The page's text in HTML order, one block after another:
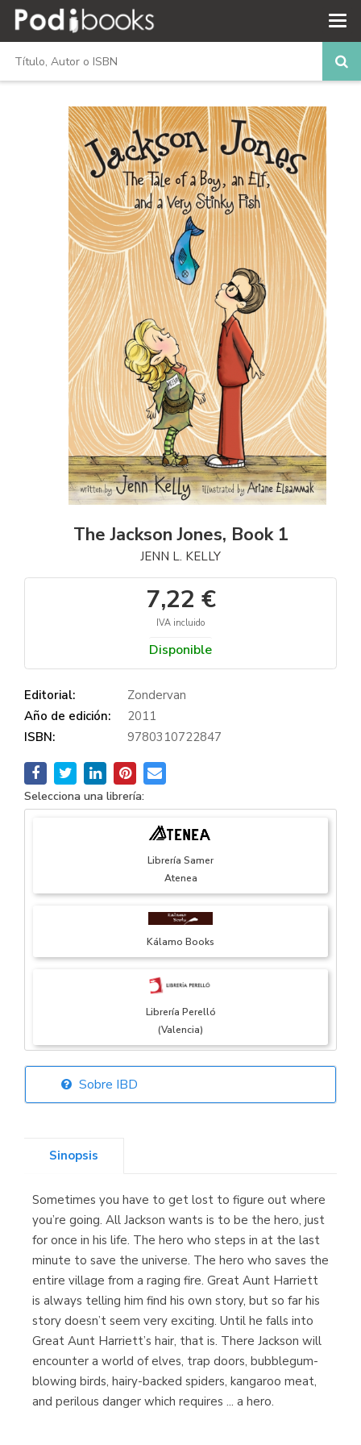
The Jackson Jones, Book 1
JENN L. KELLY
7,22 €
IVA incluido
Disponible
Editorial:
Zondervan
Año de edición:
2011
ISBN:
9780310722847
Selecciona una librería:
Librería Samer
Atenea
Kálamo Books
Librería Perelló
(Valencia)
Librería Elías
Librería Kolima
(Madrid)
Librería Proteo
(Málaga)
Sobre IBD
Sinopsis
Sometimes you have to get lost to figure out where
you’re going. All Jackson wants is to be the hero, just
for once in his life. The hero who steps in at the last
minute to save the universe. The hero who saves the
entire village from a raging fire. Great Aunt Harriett
is always telling him find his own story, but so far his
story doesn’t seem very exciting. Until he falls into
Great Aunt Harriett’s hair, that is. There Jackson will
encounter a world of elves, trap doors, bubblegum-
blowing birds, hairy-backed spiders, kangaroo meat,
and perilous danger which requires ... a hero.